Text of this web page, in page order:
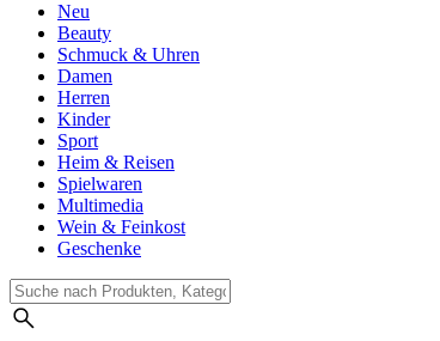
Neu
Beauty
Schmuck & Uhren
Damen
Herren
Kinder
Sport
Heim & Reisen
Spielwaren
Multimedia
Wein & Feinkost
Geschenke